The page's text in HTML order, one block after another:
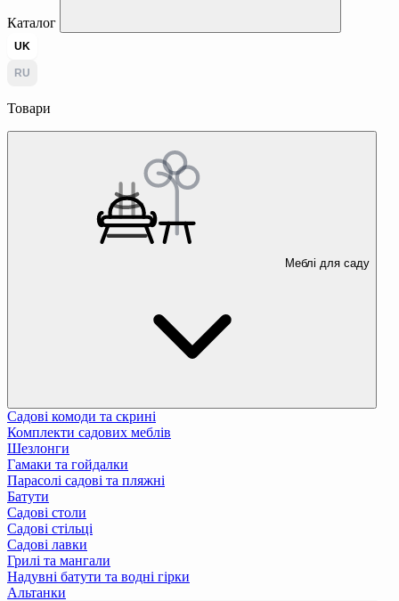
Каталог
UK
RU
Товари
Меблі для саду
Садові комоди та скрині
Комплекти садових меблів
Шезлонги
Гамаки та гойдалки
Парасолі садові та пляжні
Батути
Садові столи
Садові стільці
Садові лавки
Грилі та мангали
Надувні батути та водні гірки
Альтанки